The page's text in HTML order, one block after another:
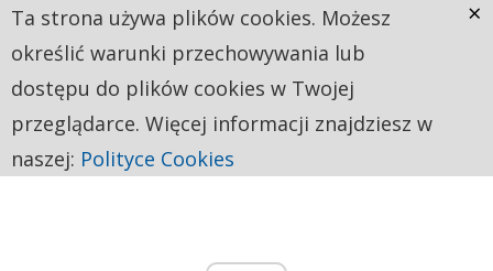
Ta strona używa plików cookies. Możesz
określić warunki przechowywania lub
dostępu do plików cookies w Twojej
przeglądarce. Więcej informacji znajdziesz w
naszej: Polityce Cookies
×